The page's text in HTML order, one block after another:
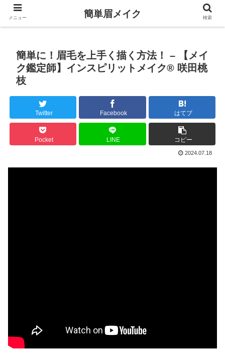
簡単に！眉毛を上手く描く方法！ – 【メイ
ク鑑定師】インスピリットメイク® 咲田桃
枝
Twitter Facebook はてブ
Pocket LINE コピー
2024.07.18
メニュー 簡単眉メイク 検索